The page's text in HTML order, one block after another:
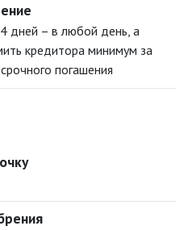
дней – в любой день, а
кредитора минимум за
погашения